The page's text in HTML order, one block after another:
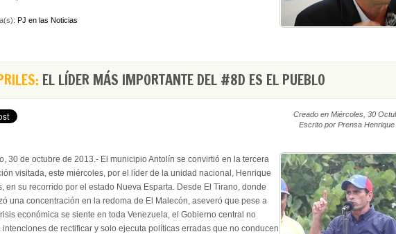
PJ en las Noticias
EL LÍDER MÁS IMPORTANTE DEL #8D ES EL PUEBLO
Creado en Miércoles, 30
Escrito por Prensa
30 de octubre de 2013.- El municipio Antolín se convirtió en la tercera
visitada, este miércoles, por el líder de la unidad nacional, Henrique
en su recorrido por el estado Nueva Esparta. Desde El Tirano, donde
una concentración en la redoma de El Malecón, aseveró que pese a
económica se siente en toda Venezuela, el Gobierno central no
intenciones de rectificar y solo ejecuta políticas erradas que no conducen